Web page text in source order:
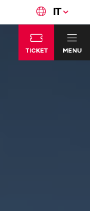
IT
TICKET MENU